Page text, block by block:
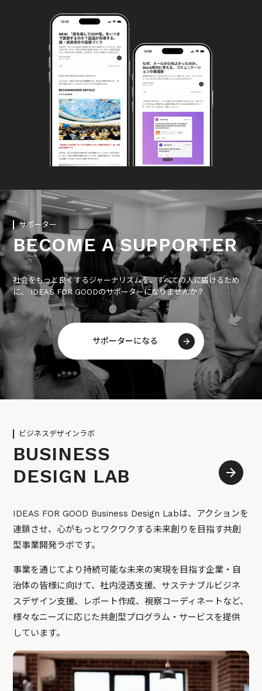
サポーター
BECOME A SUPPORTER
社会をもっと良くするジャーナリズムを、すべての人に届けるため
に、 IDEAS FOR GOODのサポーターになりませんか？
サポーターになる
ビジネスデザインラボ
BUSINESS
DESIGN LAB
IDEAS FOR GOOD Business Design Labは、アクションを
連鎖させ、心がもっとワクワクする未来創りを目指す共創
型事業開発ラボです。
事業を通じてより持続可能な未来の実現を目指す企業・自
治体の皆様に向けて、社内浸透支援、サステナブルビジネ
スデザイン支援、レポート作成、視察コーディネートなど、
様々なニーズに応じた共創型プログラム・サービスを提供
しています。